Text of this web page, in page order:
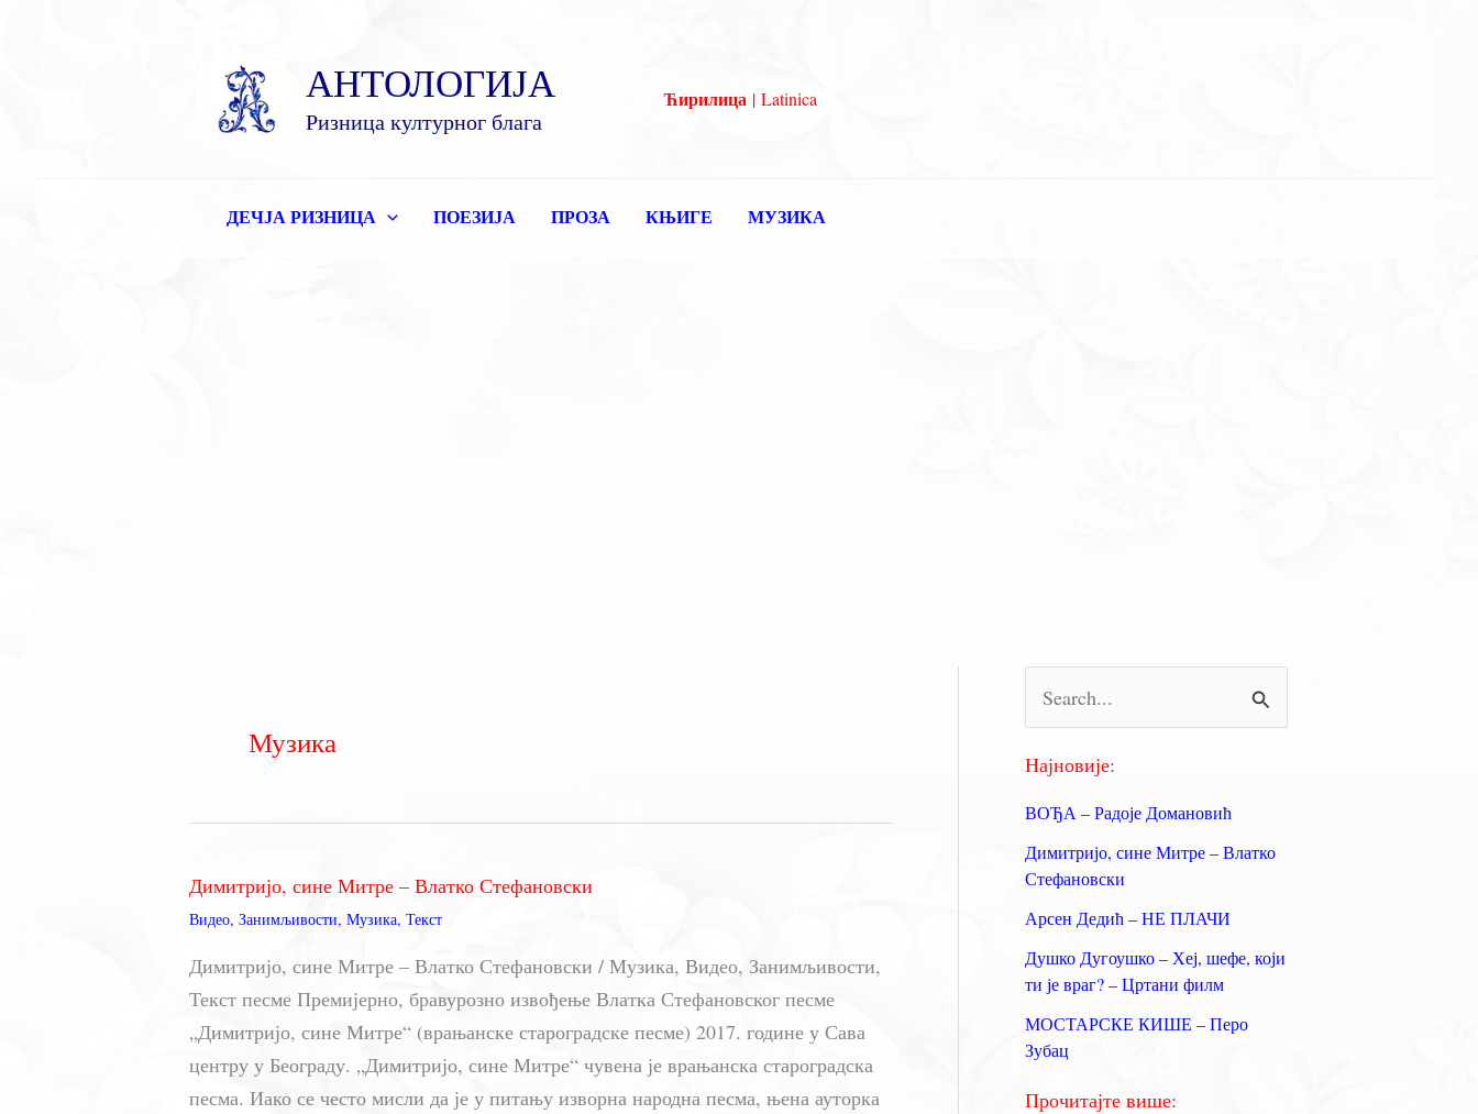
АНТОЛОГИЈА
Ризница културног блага
Ћирилица | Latinica
ДЕЧЈА РИЗНИЦА ПОЕЗИЈА ПРОЗА КЊИГЕ МУЗИКА
Музика
Димитријо, сине Митре – Влатко Стефановски
Видео, Занимљивости, Музика, Текст
Димитријо, сине Митре – Влатко Стефановски / Музика, Видео, Занимљивости,
Текст песме Премијерно, бравурозно извођење Влатка Стефановског песме
„Димитријо, сине Митре“ (врањанске староградске песме) 2017. године у Сава
центру у Београду. „Димитријо, сине Митре“ чувена је врањанска староградска
песма. Иако се често мисли да је у питању изворна народна песма, њена ауторка
р
а
а
з
:
Најновије:
ВОЂА – Радоје Домановић
Димитријо, сине Митре – Влатко
Стефановски
Арсен Дедић – НЕ ПЛАЧИ
Душко Дугоушко – Хеј, шефе, који
ти је враг? – Цртани филм
МОСТАРСКЕ КИШЕ – Перо
Зубац
Прочитајте више: